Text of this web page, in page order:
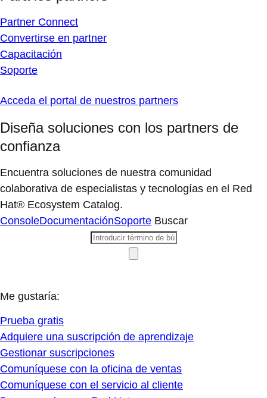
Partner Connect
Convertirse en partner
Capacitación
Soporte
Acceda el portal de nuestros partners
Diseña soluciones con los partners de
confianza
Encuentra soluciones de nuestra comunidad
colaborativa de especialistas y tecnologías en el Red
Hat® Ecosystem Catalog.
ConsoleDocumentaciónSoporte Buscar
Me gustaría:
Prueba gratis
Adquiere una suscripción de aprendizaje
Gestionar suscripciones
Comuníquese con la oficina de ventas
Comuníquese con el servicio al cliente